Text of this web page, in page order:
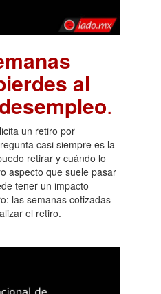
al
.
un retiro por
casi siempre es la
retirar y cuándo lo
aspecto que suele pasar
tener un impacto
las semanas cotizadas
el retiro.